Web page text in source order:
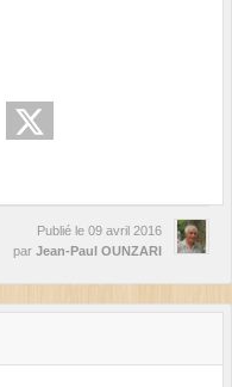
Publié le 09 avril 2016
par Jean-Paul OUNZARI